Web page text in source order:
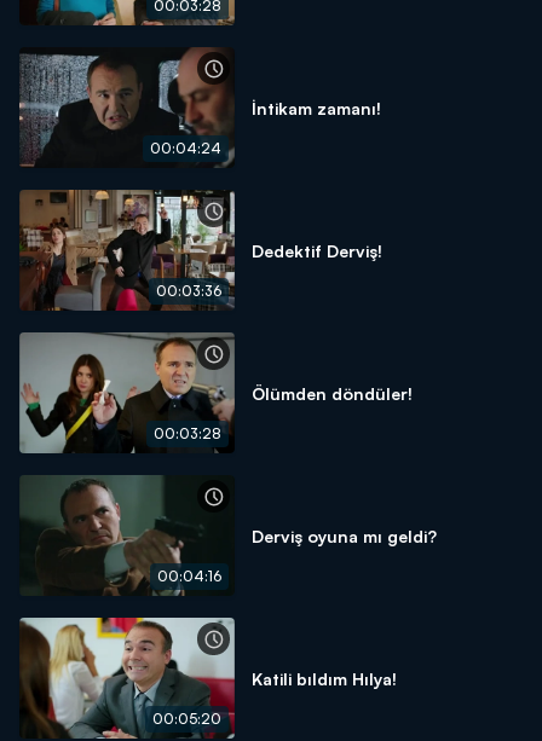
00:03:28
00:04:24
İntikam zamanı!
00:03:36
Dedektif Derviş!
00:03:28
Ölümden döndüler!
00:04:16
Derviş oyuna mı geldi?
00:05:20
Katili bıldım Hılya!